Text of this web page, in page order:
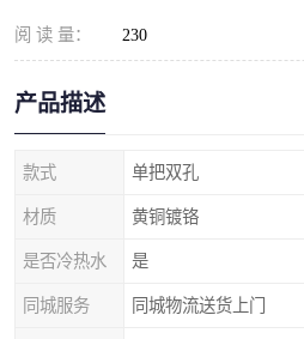
阅 读 量： 230
产品描述
款式 单把双孔
材质 黄铜镀铬
是否冷热水 是
同城服务 同城物流送货上门